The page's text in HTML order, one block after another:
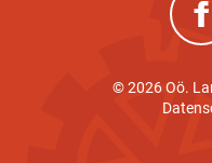
© 2026 Oö.